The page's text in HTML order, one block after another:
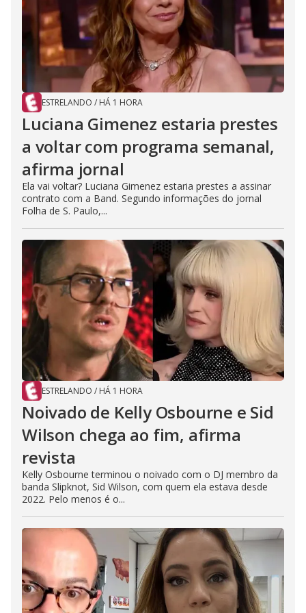
ESTRELANDO / HÁ 1 HORA
Luciana Gimenez estaria prestes
a voltar com programa semanal,
afirma jornal
Ela vai voltar? Luciana Gimenez estaria prestes a assinar
contrato com a Band. Segundo informações do jornal
Folha de S. Paulo,...
ESTRELANDO / HÁ 1 HORA
Noivado de Kelly Osbourne e Sid
Wilson chega ao fim, afirma
revista
Kelly Osbourne terminou o noivado com o DJ membro da
banda Slipknot, Sid Wilson, com quem ela estava desde
2022. Pelo menos é o...